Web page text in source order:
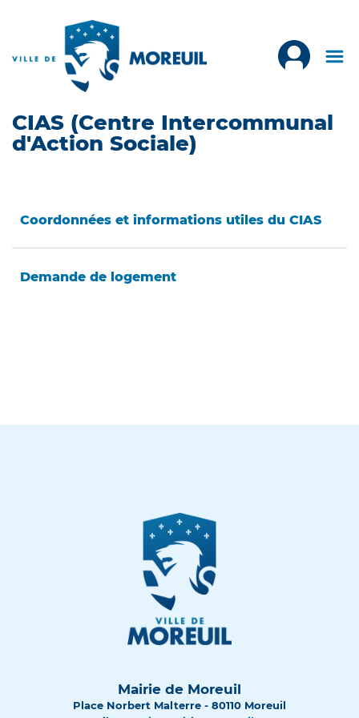
CIAS (Centre Intercommunal
d'Action Sociale)
Coordonnées et informations utiles du CIAS
Demande de logement
Mairie de Moreuil
Place Norbert Malterre - 80110 Moreuil